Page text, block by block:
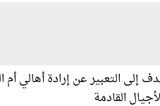
إلى التعبير عن إرادة أهالي
القادمة